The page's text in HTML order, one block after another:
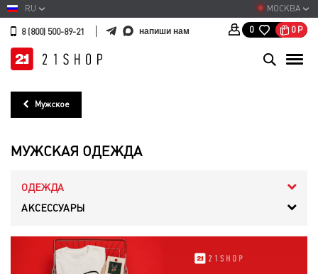
МОСКВА
RU
8 (800) 500-89-21 напиши нам 0 0 Р
Мужское
МУЖСКАЯ ОДЕЖДА
ОДЕЖДА
АКСЕССУАРЫ